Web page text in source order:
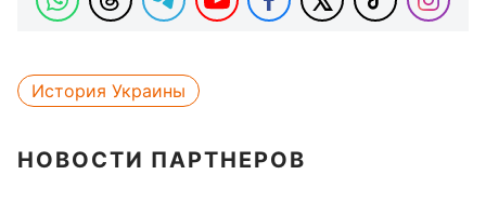
История Украины
НОВОСТИ ПАРТНЕРОВ